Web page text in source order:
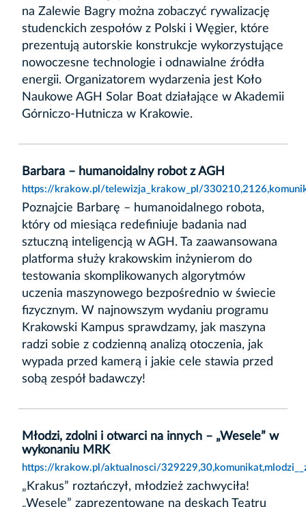
na Zalewie Bagry można zobaczyć rywalizację
studenckich zespołów z Polski i Węgier, które
prezentują autorskie konstrukcje wykorzystujące
nowoczesne technologie i odnawialne źródła
energii. Organizatorem wydarzenia jest Koło
Naukowe AGH Solar Boat działające w Akademii
Górniczo-Hutnicza w Krakowie.
Barbara – humanoidalny robot z AGH
https://krakow.pl/telewizja_krakow_pl/
Poznajcie Barbarę – humanoidalnego robota,
który od miesiąca redefiniuje badania nad
sztuczną inteligencją w AGH. Ta zaawansowana
platforma służy krakowskim inżynierom do
testowania skomplikowanych algorytmów
uczenia maszynowego bezpośrednio w świecie
fizycznym. W najnowszym wydaniu programu
Krakowski Kampus sprawdzamy, jak maszyna
radzi sobie z codzienną analizą otoczenia, jak
wypada przed kamerą i jakie cele stawia przed
sobą zespół badawczy!
Młodzi, zdolni i otwarci na innych – „Wesele” w
wykonaniu MRK
https://krakow.pl/aktualnosci/
„Krakus” roztańczył, młodzież zachwyciła!
„Wesele” zaprezentowane na deskach Teatru